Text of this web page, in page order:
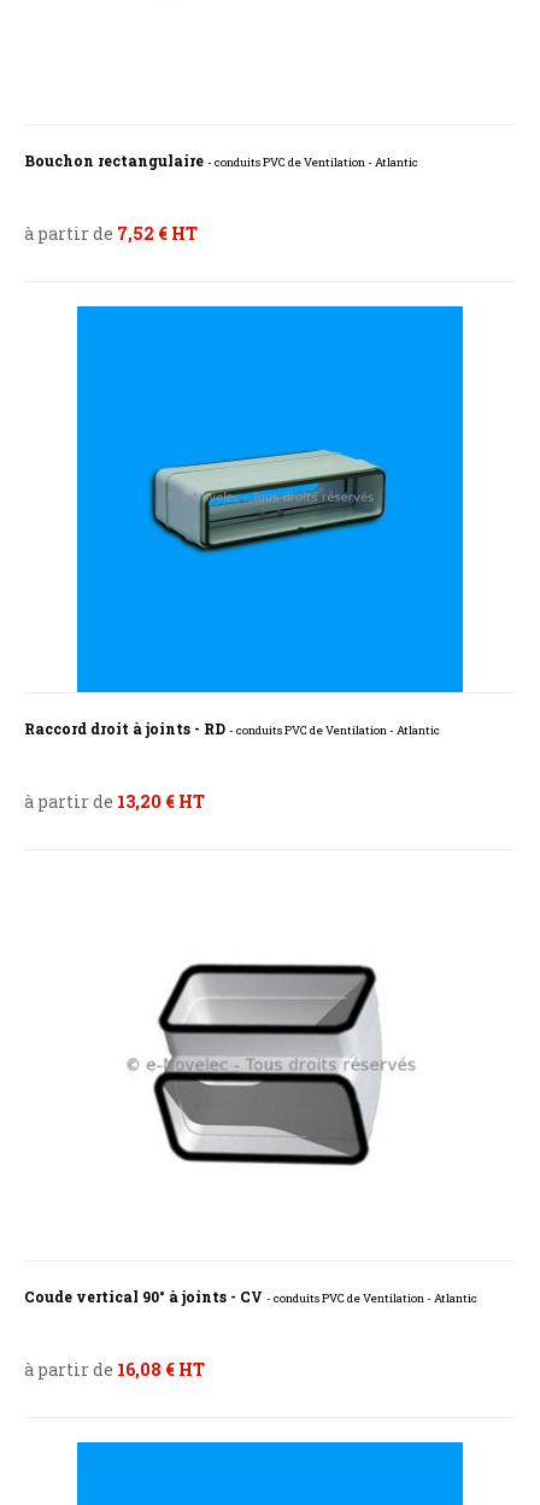
Bouchon rectangulaire - conduits PVC de Ventilation - Atlantic
à partir de 7,52 € HT
Raccord droit à joints - RD - conduits PVC de Ventilation - Atlantic
à partir de 13,20 € HT
Coude vertical 90° à joints - CV - conduits PVC de Ventilation - Atlantic
à partir de 16,08 € HT